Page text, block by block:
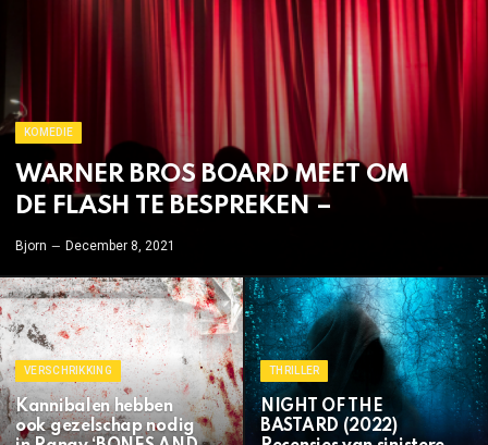
KOMEDIE
WARNER BROS BOARD MEET OM
DE FLASH TE BESPREKEN –
Bjorn December 8, 2021
VERSCHRIKKING
Kannibalen hebben
ook gezelschap nodig
THRILLER
NIGHT OF THE
BASTARD (2022)